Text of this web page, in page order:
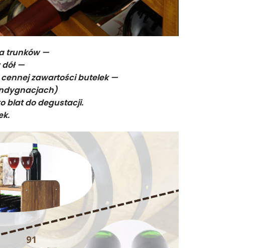
trunków —
—
zawartości butelek —
blat do degustacji.